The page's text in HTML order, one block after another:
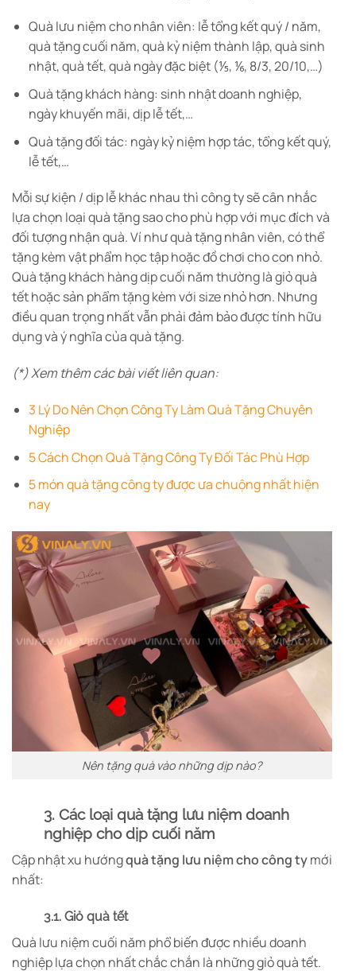
Quà lưu niệm cho nhân viên: lễ tổng kết quý / năm,
quà tặng cuối năm, quà kỷ niệm thành lập, quà sinh
nhật, quà tết, quà ngày đặc biệt (⅕, ⅙, 8/3, 20/10,…)
Quà tặng khách hàng: sinh nhật doanh nghiệp,
ngày khuyến mãi, dịp lễ tết,…
Quà tặng đối tác: ngày kỷ niệm hợp tác, tổng kết quý,
lễ tết,…
Mỗi sự kiện / dịp lễ khác nhau thì công ty sẽ cân nhắc
lựa chọn loại quà tặng sao cho phù hợp với mục đích và
đối tượng nhận quà. Ví như quà tặng nhân viên, có thể
tặng kèm vật phẩm học tập hoặc đồ chơi cho con nhỏ.
Quà tặng khách hàng dịp cuối năm thường là giỏ quà
tết hoặc sản phẩm tặng kèm với size nhỏ hơn. Nhưng
điều quan trọng nhất vẫn phải đảm bảo được tính hữu
dụng và ý nghĩa của quà tặng.
(*) Xem thêm các bài viết liên quan:
3 Lý Do Nên Chọn Công Ty Làm Quà Tặng Chuyên
Nghiệp
5 Cách Chọn Quà Tặng Công Ty Đối Tác Phù Hợp
5 món quà tặng công ty được ưa chuộng nhất hiện
nay
Nên tặng quà vào những dịp nào?
3. Các loại quà tặng lưu niệm doanh
nghiệp cho dịp cuối năm
Cập nhật xu hướngquà tặng lưu niệm cho công tymới
nhất:
3.1. Giỏ quà tết
Quà lưu niệm cuối năm phổ biến được nhiều doanh
nghiệp lựa chọn nhất chắc chắn là những giỏ quà tết.